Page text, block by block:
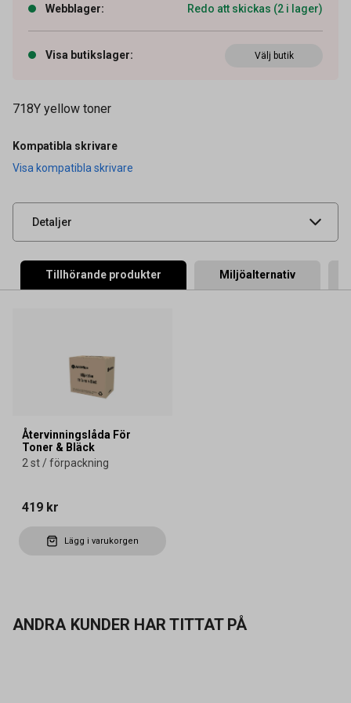
Webblager: Redo att skickas (2 i lager)
Visa butikslager: Välj butik
718Y yellow toner
Kompatibla skrivare
Visa kompatibla skrivare
Detaljer
Artikelnummer 27040365
Typ
Tidigare artikelnummer
Leverantörens
UNSPSC 44103103
Tillhörande produkter Miljöalternativ
Återvinningslåda För
Toner & Bläck
2 st / förpackning
419 kr
Lägg i varukorgen
ANDRA KUNDER HAR TITTAT PÅ